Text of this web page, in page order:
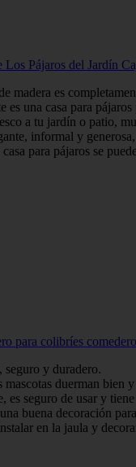
Pájaros del Jardín
madera es
es una casa para
a tu jardín o patio,
informal y
para pájaros se
para colibríes
y duradero.
duerman bien
es seguro de usar y
buena decoración
en la jaula y